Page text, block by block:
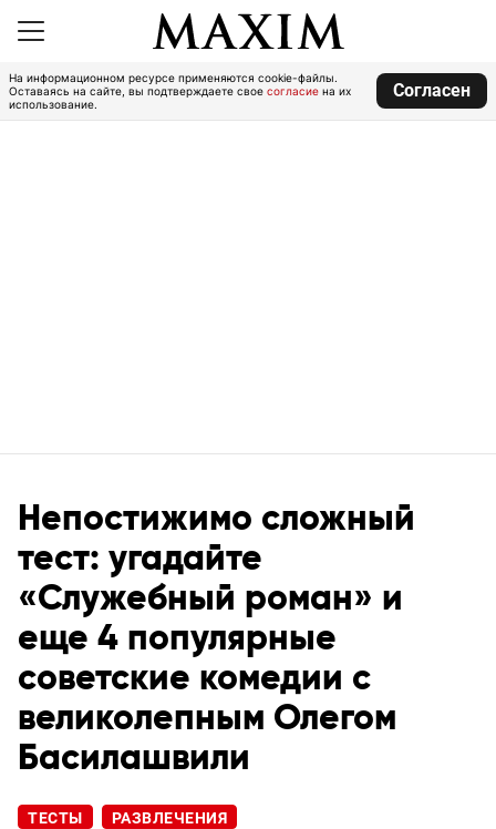
На информационном ресурсе применяются cookie-файлы.
Оставаясь на сайте, вы подтверждаете свое согласие на их
использование.
Согласен
Непостижимо сложный
тест: угадайте
«Служебный роман» и
еще 4 популярные
советские комедии с
великолепным Олегом
Басилашвили
ТЕСТЫ РАЗВЛЕЧЕНИЯ